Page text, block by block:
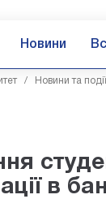
Новини
/ Новини та події
в